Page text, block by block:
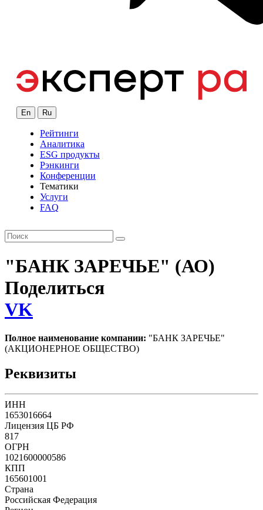
En Ru
Рейтинги
Аналитика
ESG продукты
Рэнкинги
Конференции
Тематики
Услуги
FAQ
"БАНК ЗАРЕЧЬЕ" (АО)
Поделиться
VK
Полное наименование компании: "БАНК ЗАРЕЧЬЕ"
(АКЦИОНЕРНОЕ ОБЩЕСТВО)
Реквизиты
ИНН
1653016664
Лицензия ЦБ РФ
817
ОГРН
1021600000586
КПП
165601001
Страна
Российская Федерация